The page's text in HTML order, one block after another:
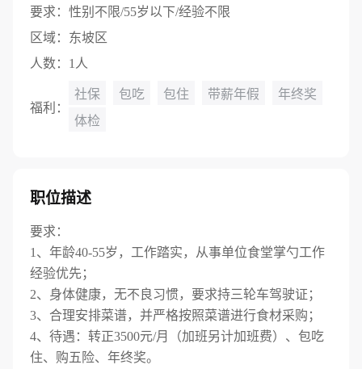
要求： 性别不限/55岁以下/经验不限
区域： 东坡区
人数： 1人
福利：
社保 包吃 包住 带薪年假
年终奖
体检
职位描述
要求：
1、年龄40-55岁，工作踏实，从事单位食堂掌勺工作
经验优先；
2、身体健康，无不良习惯，要求持三轮车驾驶证；
3、合理安排菜谱，并严格按照菜谱进行食材采购；
4、待遇：转正3500元/月（加班另计加班费）、包吃
住、购五险、年终奖。